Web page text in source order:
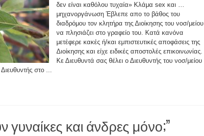
δεν είναι καθόλου τυχαία» Κλάμα sex και …
μηχανοργάνωση Έβλεπε απο το βάθος του
διαδρόμου τον κλητήρα της Διοίκησης του νοσ/μείου
να πλησιάζει στο γραφείο του. Κατά κανόνα
μετέφερε κακές ή/και εμπιστευτικές αποφάσεις της
Διοίκησης και είχε ειδικές αποστολές επικοινωνίας.
Κε Διευθυντά σας θέλει ο Διευθυντής του νοσ/μείου
στο ...
γυναίκες και άνδρες μόνο;”